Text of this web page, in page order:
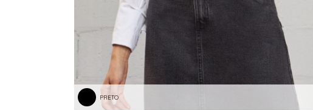
PRETO